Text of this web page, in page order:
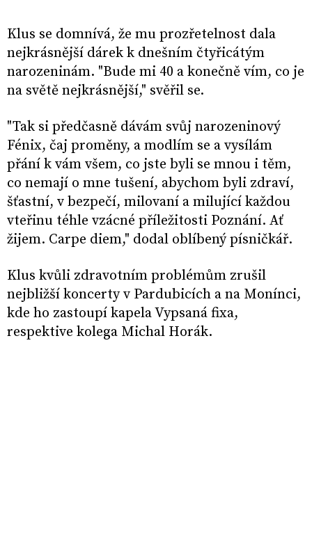
Klus se domnívá, že mu prozřetelnost dala
nejkrásnější dárek k dnešním čtyřicátým
narozeninám. "Bude mi 40 a konečně vím, co je
na světě nejkrásnější," svěřil se.
"Tak si předčasně dávám svůj narozeninový
Fénix, čaj proměny, a modlím se a vysílám
přání k vám všem, co jste byli se mnou i těm,
co nemají o mne tušení, abychom byli zdraví,
šťastní, v bezpečí, milovaní a milující každou
vteřinu téhle vzácné příležitosti Poznání. Ať
žijem. Carpe diem," dodal oblíbený písničkář.
Klus kvůli zdravotním problémům zrušil
nejbližší koncerty v Pardubicích a na Monínci,
kde ho zastoupí kapela Vypsaná fixa,
respektive kolega Michal Horák.